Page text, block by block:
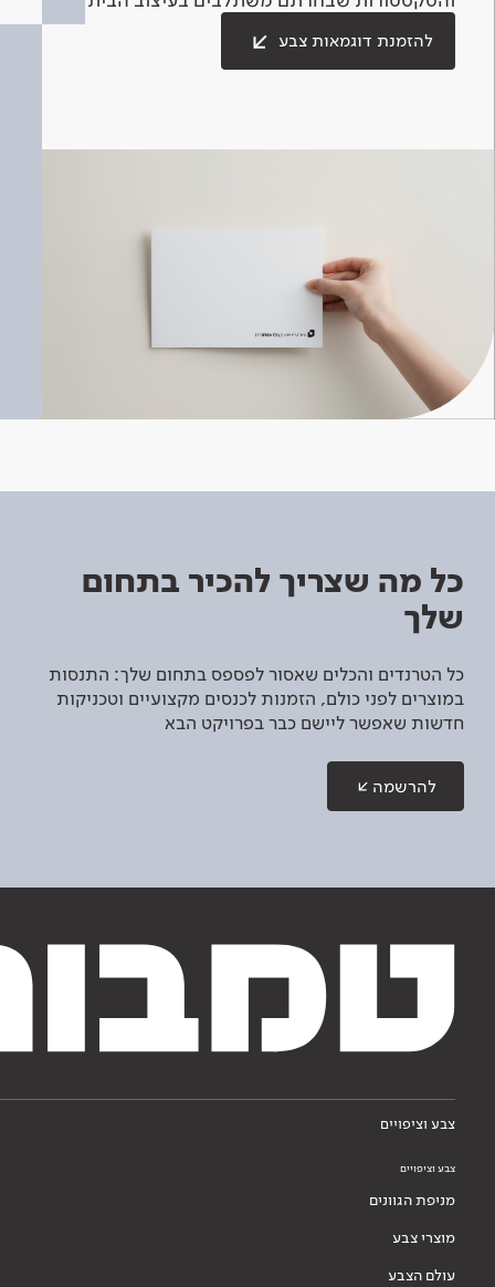
להזמנת דוגמאות צבע
כל מה שצריך להכיר בתחום
שלך
כל הטרנדים והכלים שאסור לפספס בתחום שלך: התנסות
במוצרים לפני כולם, הזמנות לכנסים מקצועיים וטכניקות
חדשות שאפשר ליישם כבר בפרויקט הבא
להרשמה
צבע וציפויים
צבע וציפויים
מניפת הגוונים
מוצרי צבע
עולם הצבע